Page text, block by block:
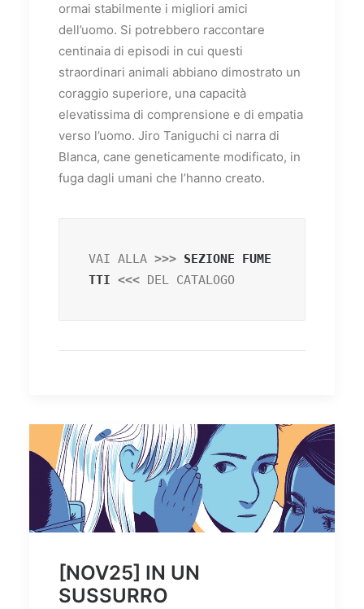
ormai stabilmente i migliori amici
dell’uomo. Si potrebbero raccontare
centinaia di episodi in cui questi
straordinari animali abbiano dimostrato un
coraggio superiore, una capacità
elevatissima di comprensione e di empatia
verso l’uomo. Jiro Taniguchi ci narra di
Blanca, cane geneticamente modificato, in
fuga dagli umani che l’hanno creato.
VAI ALLA >>> SEZIONE FUME
TTI <<< DEL CATALOGO
[NOV25] IN UN
SUSSURRO